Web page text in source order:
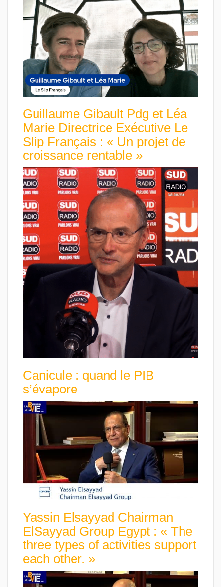
Guillaume Gibault Pdg et Léa
Marie Directrice Exécutive Le
Slip Français : « Un projet de
croissance rentable »
Canicule : quand le PIB
s’évapore
Yassin Elsayyad Chairman
ElSayyad Group Egypt : « The
three types of activities support
each other. »